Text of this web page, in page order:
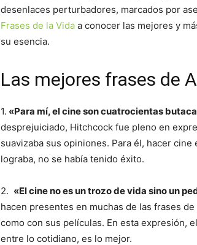
desenlaces perturbadores, marcados por
Frases de la Vida a conocer las mejores y
su esencia.
Las mejores frases de
1. «Para mí, el cine son cuatrocientas
desprejuiciado, Hitchcock fue pleno en
suavizaba sus opiniones. Para él, hacer
lograba, no se había tenido éxito.
2. «El cine no es un trozo de vida sino un
hacen presentes en muchas de las frases
como con sus películas. En esta expresión,
entre lo cotidiano, es lo mejor.